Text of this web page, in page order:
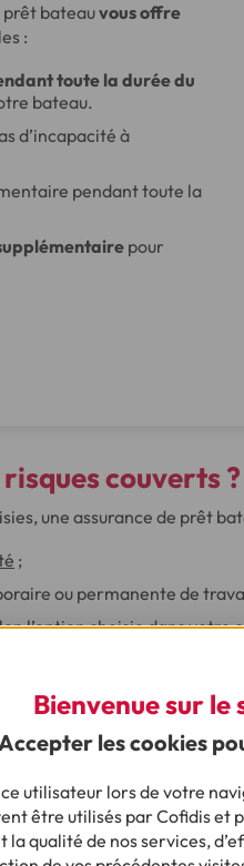
prêt bateauvous offre
:
toute la durée du
bateau.
d’incapacité à
pendant toute la
pour
couverts ?
une assurance de prêt
;
ou permanente de
l’option choisie dans votre
permettent d’adapter le
du prêt est élevé, plus
Bienvenue sur
les cookies
utilisateur lors de votre
être utilisés par Cofidis et
qualité de nos services,